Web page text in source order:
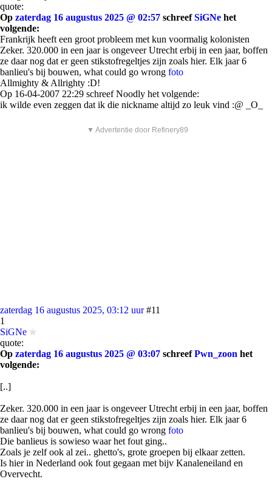
quote:
Op zaterdag 16 augustus 2025 @ 02:57 schreefSiGNe het
volgende:
Frankrijk heeft een groot probleem met kun voormalig kolonisten
Zeker. 320.000 in een jaar is ongeveer Utrecht erbij in een jaar, boffen
ze daar nog dat er geen stikstofregeltjes zijn zoals hier. Elk jaar 6
banlieu's bij bouwen, what could go wrong foto
Allmighty & Allrighty :D!
Op 16-04-2007 22:29 schreef Noodly het volgende:
ik wilde even zeggen dat ik die nickname altijd zo leuk vind :@ _O_
▼ Advertentie door Refinery89
zaterdag 16 augustus 2025, 03:12 uur #11
1
SiGNe
quote:
Op zaterdag 16 augustus 2025 @ 03:07 schreefPwn_zoon het
volgende:
[..]
Zeker. 320.000 in een jaar is ongeveer Utrecht erbij in een jaar, boffen
ze daar nog dat er geen stikstofregeltjes zijn zoals hier. Elk jaar 6
banlieu's bij bouwen, what could go wrong foto
Die banlieus is sowieso waar het fout ging..
Zoals je zelf ook al zei.. ghetto's, grote groepen bij elkaar zetten.
Is hier in Nederland ook fout gegaan met bijv Kanaleneiland en
Overvecht.